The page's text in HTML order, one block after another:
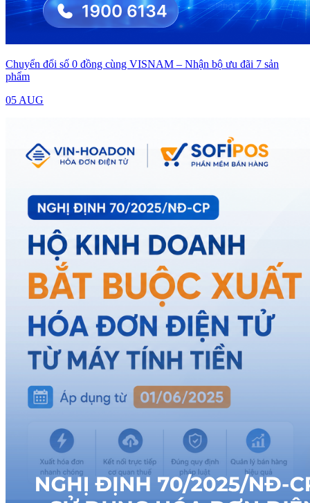
Chuyển đổi số 0 đồng cùng VISNAM – Nhận bộ ưu đãi 7 sản
phẩm
05 AUG